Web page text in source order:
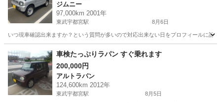
ジムニー
97,000km 2001年
東武宇都宮駅 8月6日
いつ現車確認出来ますか？という質問が多いので対応出来ない日をプロフィールに記
栃木 宇都宮市 東武宇都宮駅 ジムニー ミッション
車検たっぷりラパン すぐ乗れます
200,000円
アルトラパン
124,600km 2012年
東武宇都宮駅 8月5日